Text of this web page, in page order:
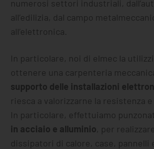
numerosi settori industriali,
all’edilizia, dal campo
all’elettronica.
In particolare, noi di elmec la
ottenere una carpenteria
supporto delle installazioni
riesca a valorizzarne la resistenza
In particolare, effettuiamo
in acciaio e alluminio, per
dissipatori di calore, case, pannelli